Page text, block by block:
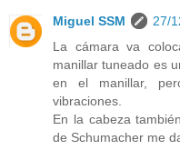
Miguel SSM
27/
La cámara va
manillar tuneado es
en el manillar,
vibraciones.
En la cabeza
de Schumacher me